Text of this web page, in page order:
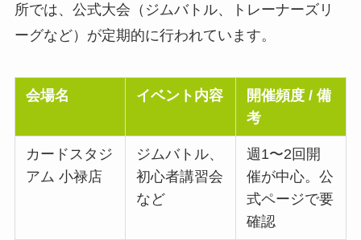
所では、公式大会（ジムバトル、トレーナーズリ
ーグなど）が定期的に行われています。
会場名 イベント内容
開催頻度 / 備
考
カードスタジ
アム 小禄店
ジムバトル、
初心者講習会
など
週1〜2回開
催が中心。公
式ページで要
確認